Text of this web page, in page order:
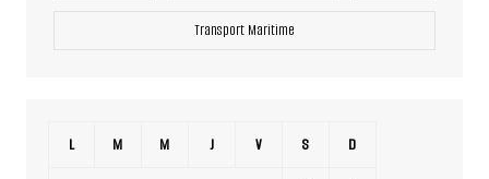
Transport Maritime
L M M J V S D